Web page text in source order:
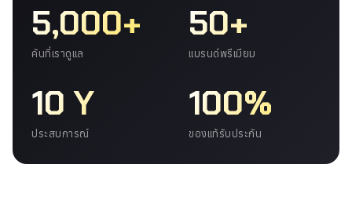
5,000+
คันที่เราดูแล
50+
แบรนด์พรีเมียม
10 Y
ประสบการณ์
100%
ของแท้รับประกัน